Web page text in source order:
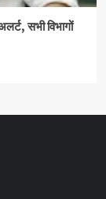
सभी विभागों